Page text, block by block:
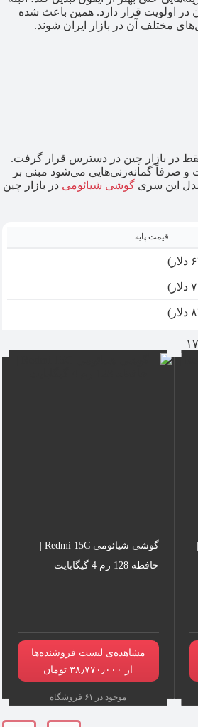
در اولویت قرار دارد. همین باعث شده
شد و فقط در بازار چین در دسترس قرار گرفت.
صرفاً گمانه‌زنی‌هایی می‌شود مبنی بر
گوشی شیائومی در بازار چین
قیمت پایه
گوشی شیائومی Redmi 15C |
حافظه 128 رم 4 گیگابایت
مشاهده‌ی لیست فروشنده‌ها
از ۳۸٫۷۷۰٫۰۰۰ تومان
موجود در ۶۱ فروشگاه
گوشی شیائومی Redmi Note 15 |